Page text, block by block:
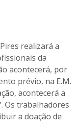
realizará a
da
acontecerá, por
prévio, na E.M.
acontecerá a
Os trabalhadores
a doação de